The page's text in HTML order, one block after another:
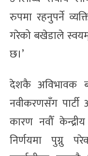
रुपमा रहनुपर्ने
गरेको बखेडाले
छ।’
देशकै अविभावक
नवीकरणसँग
कारण नवौँ
निर्णयमा पुग्नु